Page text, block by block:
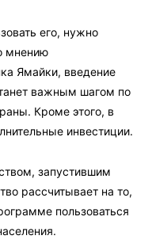
его, нужно
мнению
Ямайки, введение
важным шагом по
Кроме этого, в
инвестиции.
запустившим
рассчитывает на то,
пользоваться